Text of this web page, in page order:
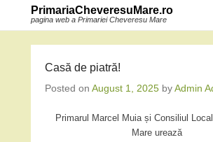
PrimariaCheveresuMare.ro
pagina web a Primariei Cheveresu Mare
Casă de piatră!
Posted on August 1, 2025 byAdmin
Primarul Marcel Muia și Consiliul
Mare urează